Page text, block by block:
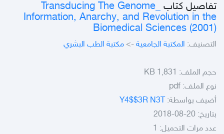
تفاصيل كتاب
Transducing The Genome_
Information, Anarchy, and Revolution in the
Biomedical Sciences (2001)
التصنيف: المكتبة الجامعية -> مكتبة الطب البشري
حجم الملف: 1,831 KB
نوع الملف: pdf
أضيف بواسطة: Y4$$3R N3T
بتاريخ: 20-08-2018
عدد مرات التحميل: 1